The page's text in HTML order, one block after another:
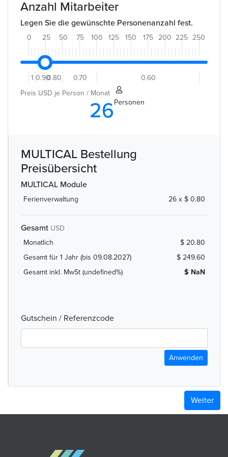
Anzahl Mitarbeiter
Legen Sie die gewünschte Personenanzahl fest.
0 25 50 75 100 125 150 175 200 225 250
1 0.900.80 0.70
0.60
Preis USD je Person / Monat
26Personen
MULTICAL Bestellung
Preisübersicht
MULTICAL Module
Ferienverwaltung 26 x $ 0.80
Gesamt USD
Monatlich
$ 20.80
Gesamt für 1 Jahr (bis 09.08.2027)
$ 249.60
Gesamt inkl. MwSt (undefined%)
$ NaN
Gutschein / Referenzcode
Anwenden
Weiter